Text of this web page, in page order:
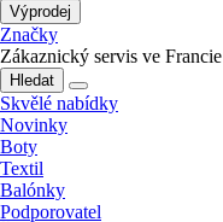
Výprodej
Značky
Zákaznický servis ve Francie
Hledat
Skvělé nabídky
Novinky
Boty
Textil
Balónky
Podporovatel